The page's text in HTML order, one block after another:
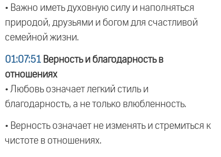
• Важно иметь духовную силу и наполняться
природой, друзьями и богом для счастливой
семейной жизни.
01:07:51 Верность и благодарность в
отношениях
• Любовь означает легкий стиль и
благодарность, а не только влюбленность.
• Верность означает не изменять и стремиться к
чистоте в отношениях.